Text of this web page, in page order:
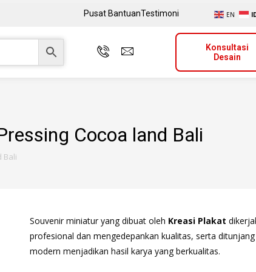
Pusat BantuanTestimoni EN
Konsultasi
Desain
Cocoa land Bali
Bali
Souvenir miniatur yang dibuat oleh Kreasi Plakat
profesional dan mengedepankan kualitas, serta
modern menjadikan hasil karya yang berkualitas.